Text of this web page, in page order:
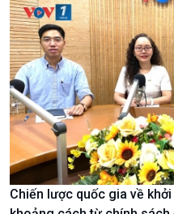
Tin Chính trị
Chính phủ với người dân
Quốc hội với cử tri
Xây dựng đảng
Đảng trong cuộc sống
Nhận diện sự thật
Pháp luật và đời sống
Chiến lược quốc gia về